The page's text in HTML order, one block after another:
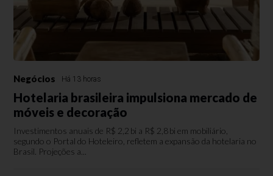
Negócios Há 13 horas
Hotelaria brasileira impulsiona mercado de
móveis e decoração
Investimentos anuais de R$ 2,2 bi a R$ 2,8 bi em mobiliário,
segundo o Portal do Hoteleiro, refletem a expansão da hotelaria no
Brasil. Projeções a...